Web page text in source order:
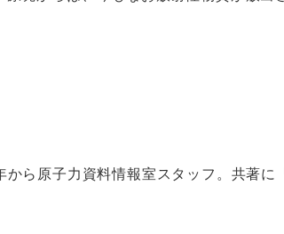
ら原子力資料情報室スタッフ。共著